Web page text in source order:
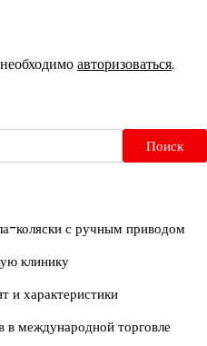
авторизоваться.
Поиск
коляски с ручным приводом
клинику
и характеристики
международной торговле